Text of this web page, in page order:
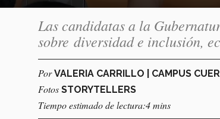
Las candidatas a la
sobre diversidad e inclusión,
PorVALERIA CARRILLO | CAMPUS
Fotos STORYTELLERS
Tiempo estimado de lectura:4 mins